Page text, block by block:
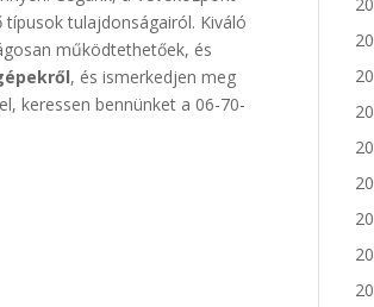
tulajdonságairól. Kiváló
működtethetőek, és
, és ismerkedjen meg
keressen bennünket a 06-70-